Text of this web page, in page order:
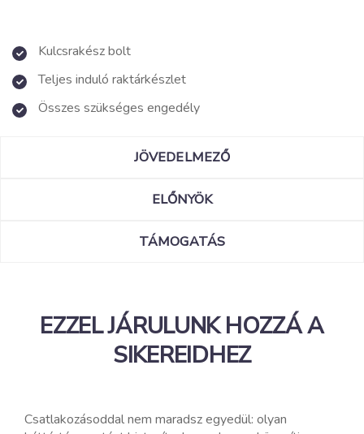
Kulcsrakész bolt
Teljes induló raktárkészlet
Összes szükséges engedély
JÖVEDELMEZŐ
ELŐNYÖK
TÁMOGATÁS
EZZEL JÁRULUNK HOZZÁ A
SIKEREIDHEZ
Csatlakozásoddal nem maradsz egyedül: olyan